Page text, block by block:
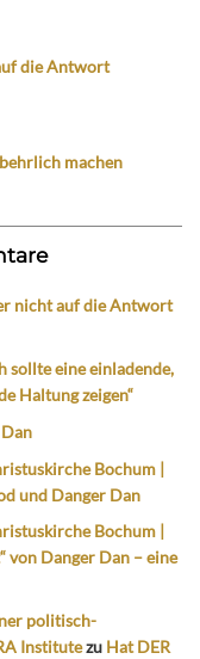
die Antwort
machen
nicht auf die Antwort
sollte eine einladende,
Haltung zeigen“
Bochum |
und Danger Dan
Bochum |
von Danger Dan – eine
politisch-
Institutezu Hat DER